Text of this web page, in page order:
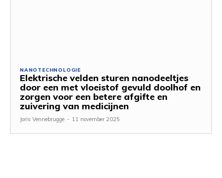
NANOTECHNOLOGIE
Elektrische velden sturen nanodeeltjes
door een met vloeistof gevuld doolhof en
zorgen voor een betere afgifte en
zuivering van medicijnen
Joris Vennebrugge - 11 november 2025